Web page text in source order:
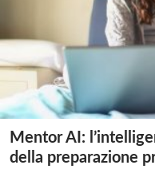
Mentor AI:
della preparazione